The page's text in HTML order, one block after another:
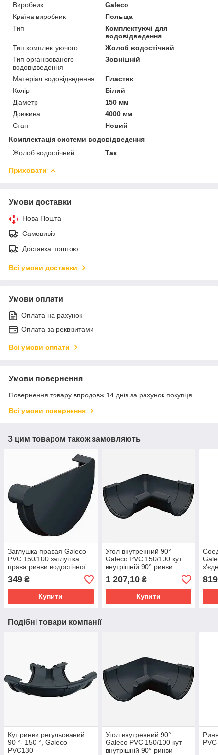
Виробник
Galeco
Країна виробник
Польща
Тип
Комплектуючі для
водовідведення
Тип комплектуючого
Жолоб водостічний
Тип організованого
водовідведення
Зовнішній
Матеріал водовідведення
Пластик
Колір
Білий
Діаметр
150 мм
Довжина
4000 мм
Стан
Новий
Комплектація системи водовідведення
Жолоб водостічний
Так
Приховати
Умови доставки
Нова Пошта
Самовивіз
Доставка поштою
Всі умови доставки
Умови оплати
Оплата на рахунок
Оплата за реквізитами
Всі умови оплати
Умови повернення
Повернення товару впродовж 14 днів за рахунок покупця
Всі умови повернення
З цим товаром також замовляють
Заглушка правая Galeco
PVC 150/100 заглушка
права ринви водостічної
RE150-_-ZР----G
349 ₴
Купити
Угол внутренний 90°
Galeco PVC 150/100 кут
внутрішній 90° ринви
водостічної RE150-_-
LW090-A
1 207,10₴
Купити
G
Подібні товари компанії
Кут ринви регульований
90 °- 150 °, Galeco
PVC130
Угол внутренний 90°
Galeco PVC 150/100 кут
внутрішній 90° ринви
PVC